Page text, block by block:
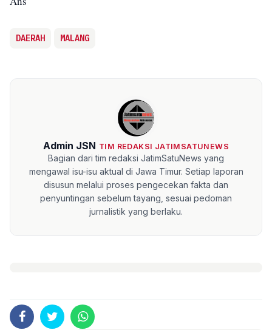
DAERAH MALANG
Admin JSN TIM REDAKSI JATIMSATUNEWS
Bagian dari tim redaksi JatimSatuNews yang
mengawal isu-isu aktual di Jawa Timur. Setiap laporan
disusun melalui proses pengecekan fakta dan
penyuntingan sebelum tayang, sesuai pedoman
jurnalistik yang berlaku.